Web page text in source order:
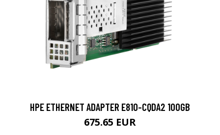
HPE ETHERNET ADAPTER E810-CQDA2 100GB
675.65 EUR